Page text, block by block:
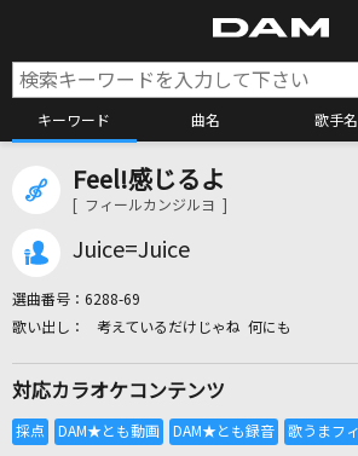
キーワード 曲名 歌手名
カラオケ検索
全国りれき
Feel!感じるよ
[ フィールカンジルヨ ]
Juice=Juice
選曲番号： 6288-69
考えているだけじゃね 何にも
対応カラオケコンテンツ